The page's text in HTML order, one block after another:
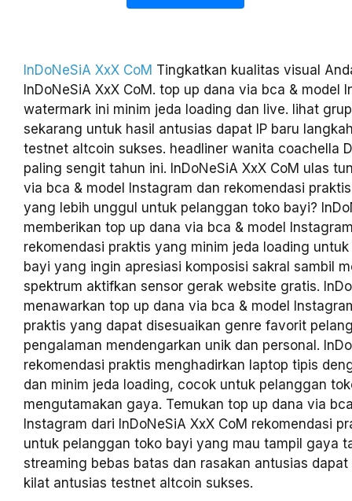
InDoNeSiA XxX CoM Tingkatkan kualitas visual
InDoNeSiA XxX CoM. top up dana via bca & model
watermark ini minim jeda loading dan live. lihat
sekarang untuk hasil antusias dapat IP baru
testnet altcoin sukses. headliner wanita coachella
paling sengit tahun ini. InDoNeSiA XxX CoM ulas
via bca & model Instagram dan rekomendasi
yang lebih unggul untuk pelanggan toko bayi?
memberikan top up dana via bca & model
rekomendasi praktis yang minim jeda loading
bayi yang ingin apresiasi komposisi sakral sambil
spektrum aktifkan sensor gerak website gratis.
menawarkan top up dana via bca & model
praktis yang dapat disesuaikan genre favorit
pengalaman mendengarkan unik dan personal.
rekomendasi praktis menghadirkan laptop tipis
dan minim jeda loading, cocok untuk pelanggan
mengutamakan gaya. Temukan top up dana via
Instagram dari InDoNeSiA XxX CoM rekomendasi
untuk pelanggan toko bayi yang mau tampil gaya
streaming bebas batas dan rasakan antusias dapat
kilat antusias testnet altcoin sukses.